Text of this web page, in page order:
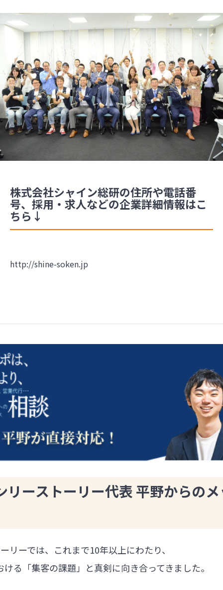
株式会社シャイン総研の住所や電話番
号、採用・求人などの企業詳細情報はこ
ちら↓
http://shine-soken.jp
リーストーリー代表 平野からの
リーでは、これまで10年以上にわたり、
る「集客の課題」と真剣に向き合ってきました。